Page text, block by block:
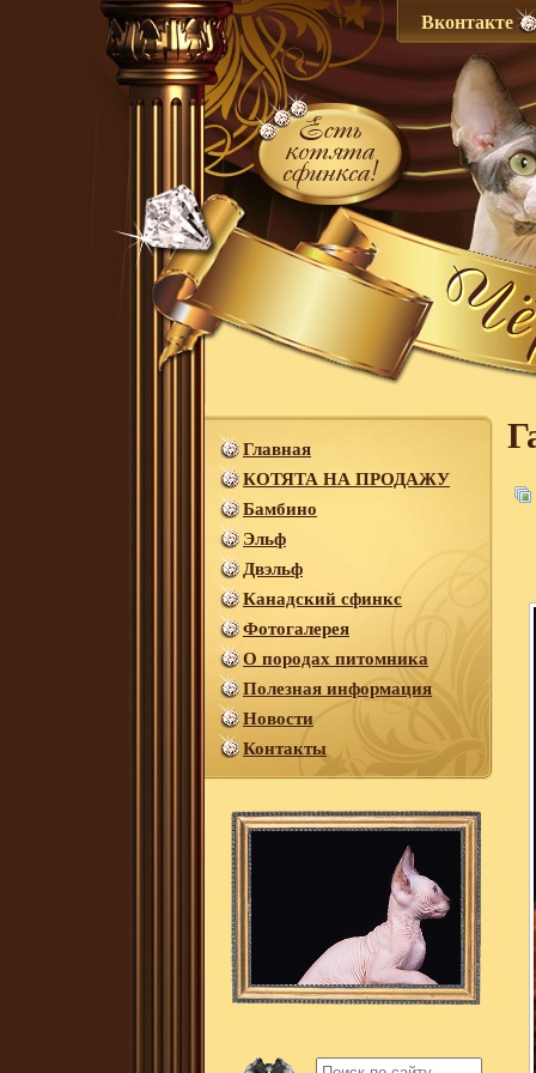
Вконтакте
Главная
КОТЯТА НА ПРОДАЖУ
Бамбино
Эльф
Двэльф
Канадский сфинкс
Фотогалерея
О породах питомника
Полезная информация
Новости
Контакты